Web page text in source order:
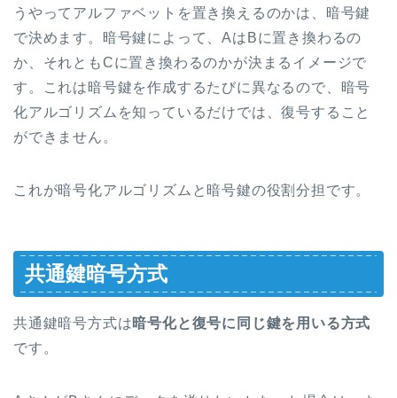
うやってアルファベットを置き換えるのかは、暗号鍵
で決めます。暗号鍵によって、AはBに置き換わるの
か、それともCに置き換わるのかが決まるイメージで
す。これは暗号鍵を作成するたびに異なるので、暗号
化アルゴリズムを知っているだけでは、復号すること
ができません。
これが暗号化アルゴリズムと暗号鍵の役割分担です。
共通鍵暗号方式
共通鍵暗号方式は暗号化と復号に同じ鍵を用いる方式
です。